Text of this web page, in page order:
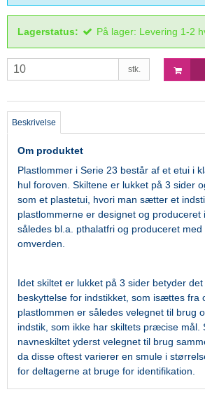
Lagerstatus: På lager: Levering 1-2
stk.
Beskrivelse
Om produktet
Plastlommer i Serie 23 består af et etui i
hul foroven. Skiltene er lukket på 3 sider
som et plastetui, hvori man sætter et
plastlommerne er designet og produceret
således bl.a. pthalatfri og produceret
omverden.
Idet skiltet er lukket på 3 sider betyder
beskyttelse for indstikket, som isættes fra
plastlommen er således velegnet til brug
indstik, som ikke har skiltets præcise mål.
navneskiltet yderst velegnet til brug
da disse oftest varierer en smule i
for deltagerne at bruge for identifikation.